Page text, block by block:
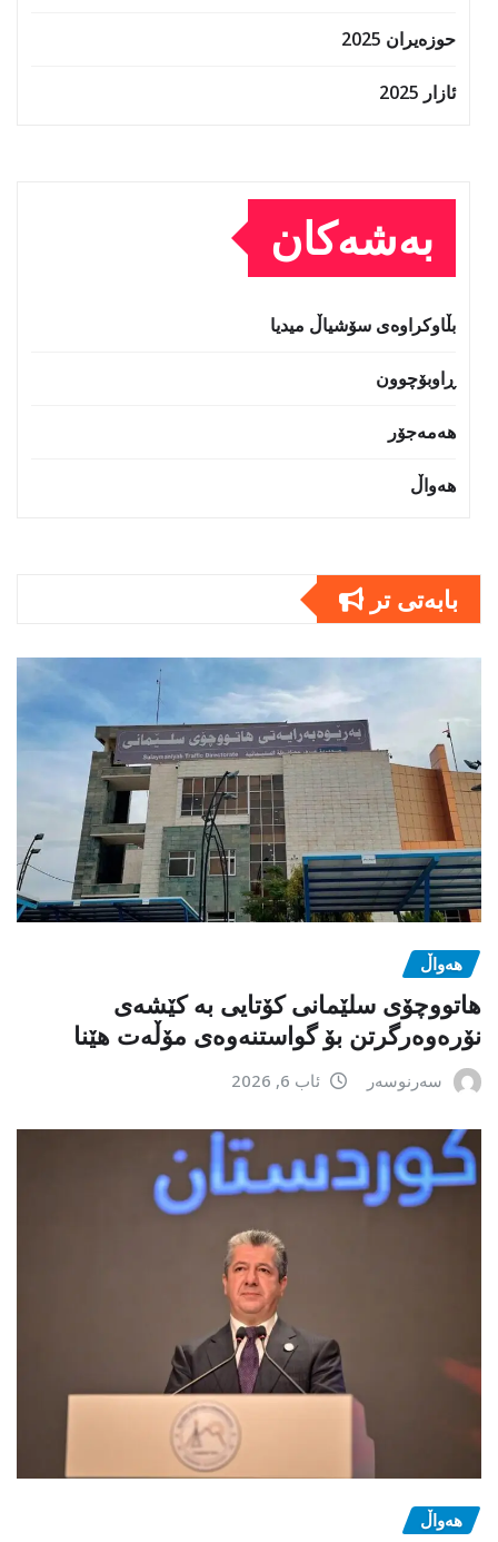
حوزه‌یران 2025
ئازار 2025
بەشەکان
بڵاوکراوەی سۆشیاڵ میدیا
ڕاوبۆچوون
هەمەجۆر
هەواڵ
بابەتى تر
هەواڵ
هاتووچۆی سلێمانی کۆتایی بە کێشەی
نۆرەوەرگرتن بۆ گواستنەوەی مۆڵەت هێنا
سەرنوسەر ئاب 6, 2026
هەواڵ